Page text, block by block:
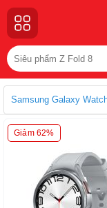
Samsung Galaxy
Giảm 62%